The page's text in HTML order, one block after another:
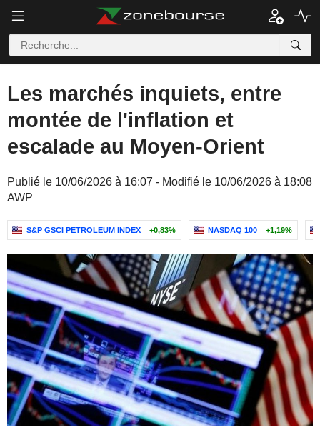
Les marchés inquiets, entre
montée de l'inflation et
escalade au Moyen-Orient
Publié le 10/06/2026 à 16:07 - Modifié le 10/06/2026 à 18:08
AWP
S&P GSCI PETROLEUM INDEX +0,83% NASDAQ 100 +1,19%